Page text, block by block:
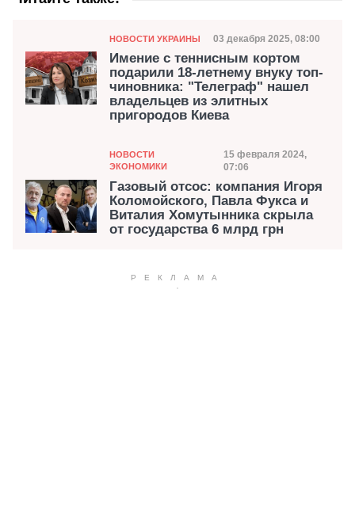
Категория
НОВОСТИ УКРАИНЫ Дата публикации
03 декабря 2025, 08:00
Имение с теннисным кортом
подарили 18-летнему внуку топ-
чиновника: "Телеграф" нашел
владельцев из элитных
пригородов Киева
Категория
НОВОСТИ
ЭКОНОМИКИ
Дата публикации
15 февраля 2024,
07:06
Газовый отсос: компания Игоря
Коломойского, Павла Фукса и
Виталия Хомутынника скрыла
от государства 6 млрд грн